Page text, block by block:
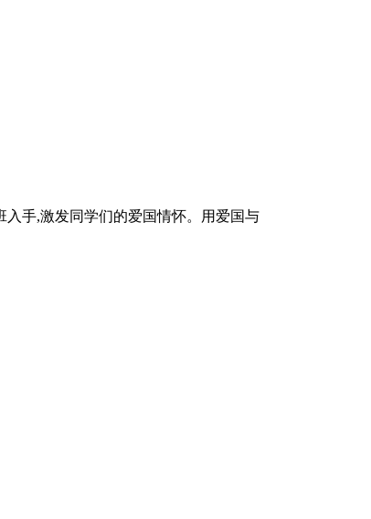
手,激发同学们的爱国情怀。用爱国与